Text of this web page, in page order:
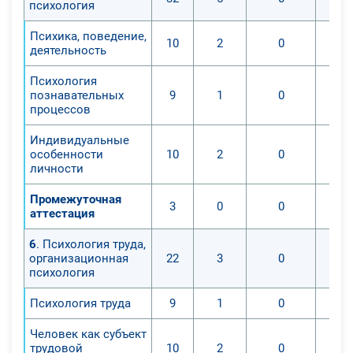
проблемам возрастных и
индивидуальных особенностей
социализации и социальной
- устанавливать взаимодействие с
обеспечивающему психическое
развитие и становление личности
детей, реализации возрастных и
индивидуальных возможностей
развития детей;
апробации и внедрении
комплексных психолого-медико-
педагогических развивающих и
психология
Психика, поведение,
деятельность
10 2 0
Психология
познавательных
процессов
9 1 0
Индивидуальные
особенности
личности
10 2 0
Промежуточная
аттестация
3 0 0
6. Психология труда,
организационная
психология
22 3 0
Психология труда 9 1 0
Человек как субъект
трудовой
10 2 0